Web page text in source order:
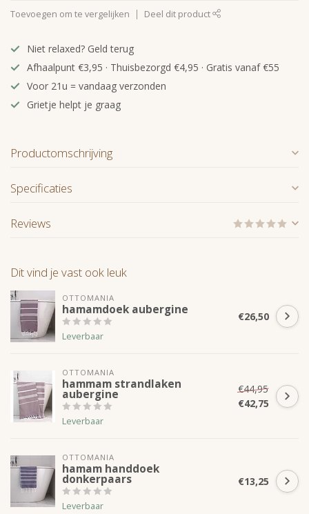
Toevoegen om te vergelijken Deel dit product
Niet relaxed? Geld terug
Afhaalpunt €3,95 · Thuisbezorgd €4,95 · Gratis vanaf €55
Voor 21u = vandaag verzonden
Grietje helpt je graag
Productomschrijving
Specificaties
Reviews
Dit vind je vast ook leuk
OTTOMANIA
hamamdoek aubergine
Leverbaar
€26,50
OTTOMANIA
hammam strandlaken
aubergine
Leverbaar
€44,95
€42,75
OTTOMANIA
hamam handdoek
donkerpaars
Leverbaar
€13,25